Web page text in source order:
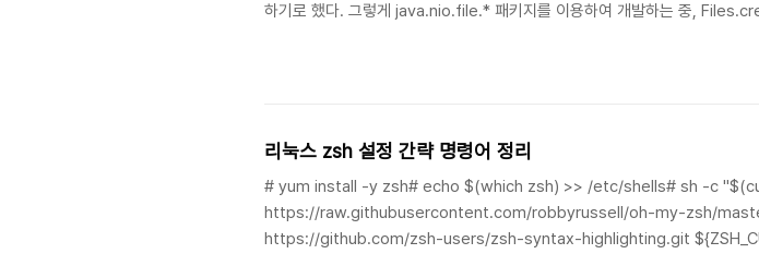
하기로 했다. 그렇게 java.nio.file.* 패키지를 이용하여 개발하는 중,
리눅스 zsh 설정 간략 명령어 정리
# yum install -y zsh# echo $(which zsh) >> /etc/shells# sh -c
https://raw.githubusercontent.com/robbyrussell/oh-my-zsh/
https://github.com/zsh-users/zsh-syntax-highlighting.git